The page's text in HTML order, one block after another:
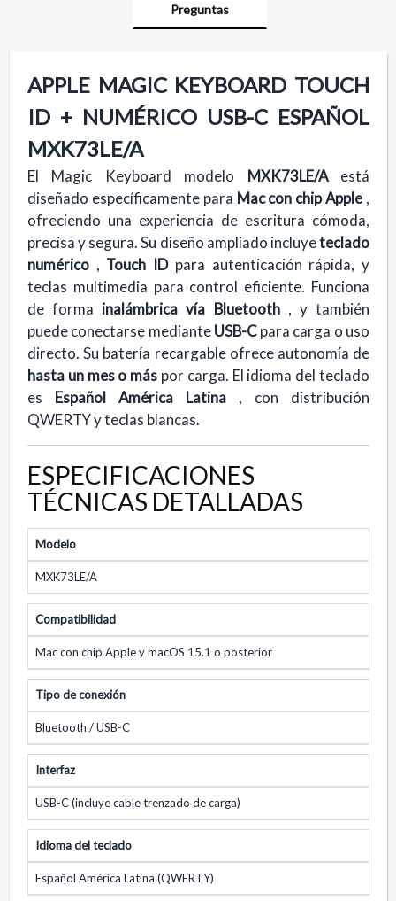
Preguntas
APPLE MAGIC KEYBOARD TOUCH
ID + NUMÉRICO USB-C ESPAÑOL
MXK73LE/A
El Magic Keyboard modelo MXK73LE/A está
diseñado específicamente para Mac con chip Apple,
ofreciendo una experiencia de escritura cómoda,
precisa y segura. Su diseño ampliado incluyeteclado
numérico , Touch ID para autenticación rápida, y
teclas multimedia para control eficiente. Funciona
de forma inalámbrica vía Bluetooth , y también
puede conectarse medianteUSB-Cpara carga o uso
directo. Su batería recargable ofrece autonomía de
hasta un mes o más por carga. El idioma del teclado
es Español América Latina , con distribución
QWERTY y teclas blancas.
ESPECIFICACIONES
TÉCNICAS DETALLADAS
Modelo
MXK73LE/A
Compatibilidad
Mac con chip Apple y macOS 15.1 o posterior
Tipo de conexión
Bluetooth / USB-C
Interfaz
USB-C (incluye cable trenzado de carga)
Idioma del teclado
Español América Latina (QWERTY)